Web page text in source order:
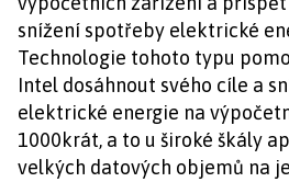
snížení spotřeby elektrické
Technologie tohoto typu
Intel dosáhnout svého cíle a
elektrické energie na
1000krát, a to u široké škály
velkých datových objemů na